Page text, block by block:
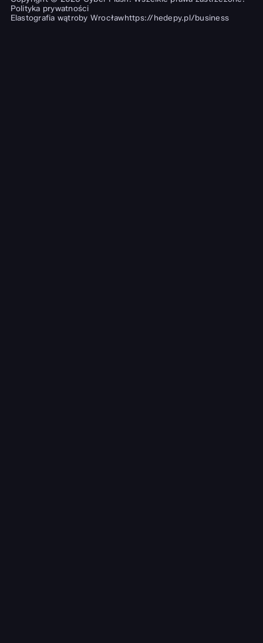
Polityka prywatności
Elastografia wątroby Wrocławhttps://hedepy.pl/business